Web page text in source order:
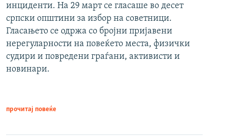
инциденти. На 29 март се гласаше во десет
српски општини за избор на советници.
Гласањето се одржа со бројни пријавени
нерегуларности на повеќето места, физички
судири и повредени граѓани, активисти и
новинари.
прочитај повеќе